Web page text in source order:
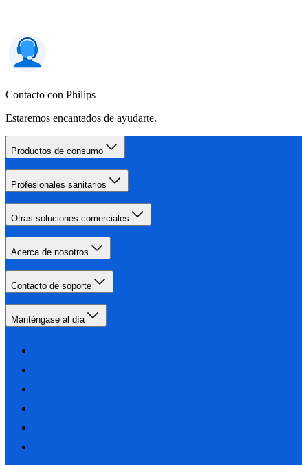
Contacto con Philips
Estaremos encantados de ayudarte.
Productos de consumo
Profesionales sanitarios
Otras soluciones comerciales
Acerca de nosotros
Contacto de soporte
Manténgase al día